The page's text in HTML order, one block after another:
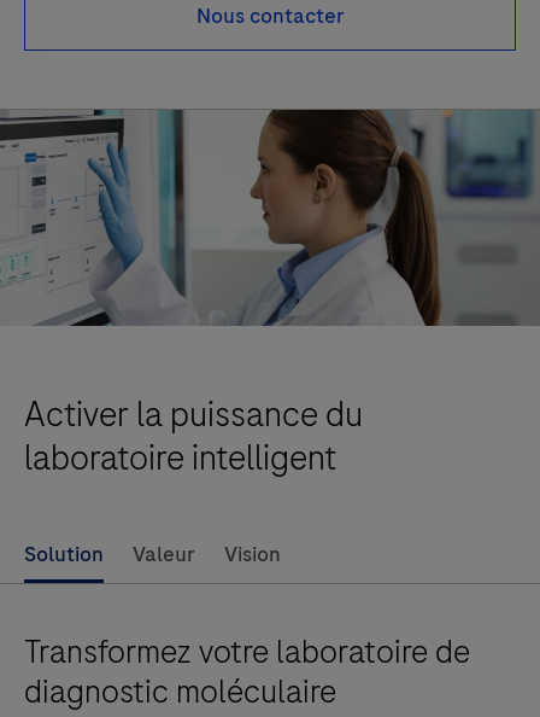
Nous contacter
Activer la puissance du
laboratoire intelligent
Solution Valeur Vision
Transformez votre laboratoire de
diagnostic moléculaire